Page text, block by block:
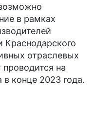
в рамках
отраслевых
на
конце 2023 года.